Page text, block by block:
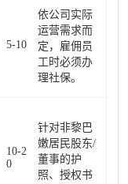
5-10
依公司实际
运营需求而
定，雇佣员
工时必须办
理社保。
10-2
0
针对非黎巴
嫩居民股东/
董事的护
照、授权书